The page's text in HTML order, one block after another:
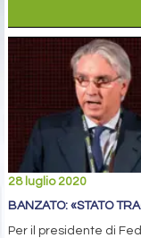
28 luglio 2020
BANZATO: «STATO
Per il presidente di